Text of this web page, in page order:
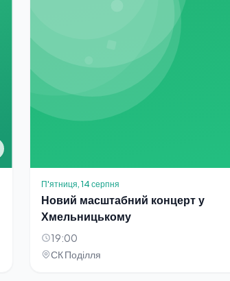
П'ятниця, 14 серпня
Новий масштабний концерт у
Хмельницькому
19:00
СК Поділля